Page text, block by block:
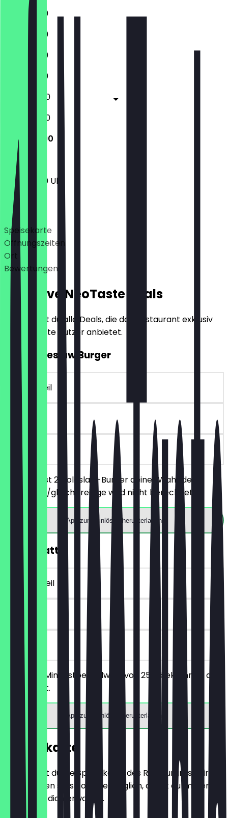
11:00 - 21:00
11:00 - 21:00
11:00 - 21:00
11:00 - 21:00
11:00 - 22:00
11:00 - 22:00
11:00 - 21:00
11:00 - 21:00 Uhr
Deals
Speisekarte
Öffnungszeiten
Ort
Bewertungen
Exklusive NeoTaste Deals
Hier findest du alle Deals, die das Restaurant exklusiv
für NeoTaste Nutzer anbietet.
2für1 Coleslaw Burger
~6 € Vorteil
90 Tage
vor Ort
Du bestellst 2 Coleslaw-Burger deiner Wahl, der
günstigere/gleichpreisige wird nicht berechnet.
App zum Einlösen herunterladen
10€ Rabatt
~10 € Vorteil
30 Tage
vor Ort
Ab einem Mindestbestellwert von 25€ bekommst du
10€ Rabatt.
App zum Einlösen herunterladen
Speisekarte
Hier findest du die Speisekarte des Restaurants. Wir
aktualisieren sie so oft wie möglich, damit du immer
weißt, was dich erwartet.